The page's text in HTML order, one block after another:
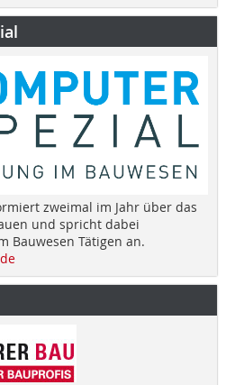
zweimal im Jahr über das
und spricht dabei
Bauwesen Tätigen an.